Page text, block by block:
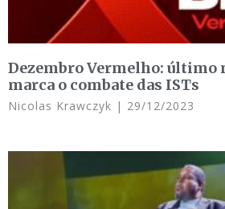
Dezembro Vermelho: último
marca o combate das ISTs
Nicolas Krawczyk 29/12/2023